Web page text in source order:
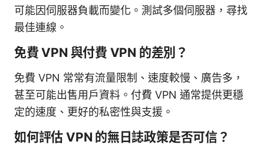
可能因伺服器負載而變化。測試多個伺服器，尋找
最佳連線。
免費 VPN 與付費 VPN 的差別？
免費 VPN 常常有流量限制、速度較慢、廣告多，
甚至可能出售用戶資料。付費 VPN 通常提供更穩
定的速度、更好的私密性與支援。
如何評估 VPN 的無日誌政策是否可信？